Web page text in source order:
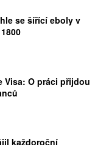
se šířící eboly v
Visa: O práci přijdou
každoroční